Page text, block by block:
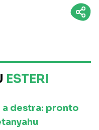
ESTERI
a destra: pronto